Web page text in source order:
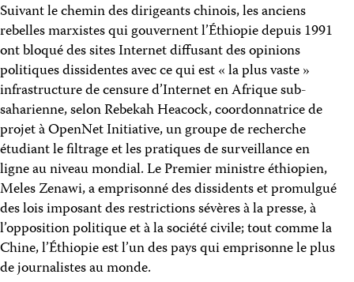
Suivant le chemin des dirigeants chinois, les anciens
rebelles marxistes qui gouvernent l’Éthiopie depuis 1991
ont bloqué des sites Internet diffusant des opinions
politiques dissidentes avec ce qui est « la plus vaste »
infrastructure de censure d’Internet en Afrique sub-
saharienne, selon Rebekah Heacock, coordonnatrice de
projet à OpenNet Initiative, un groupe de recherche
étudiant le filtrage et les pratiques de surveillance en
ligne au niveau mondial. Le Premier ministre éthiopien,
Meles Zenawi, a emprisonné des dissidents et promulgué
des lois imposant des restrictions sévères à la presse, à
l’opposition politique et à la société civile; tout comme la
Chine, l’Éthiopie est l’un des pays qui emprisonne le plus
de journalistes au monde.